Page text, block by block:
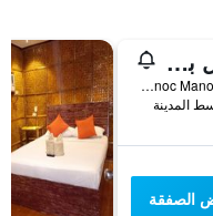
ماي هوستل بوراكاي
0788 Manoc Manoc, Cagban, بوراكاي, الفلبين
الصفقة